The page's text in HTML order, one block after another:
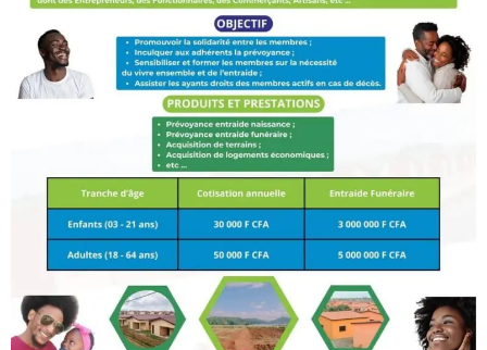
Assister les
ayants droits
des membres
actifs en cas
de décès
Produits et prestations
activités
génératrices
de revenus